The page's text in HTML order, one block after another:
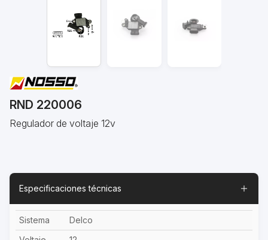
RND 220006
Regulador de voltaje 12v
Especificaciones técnicas
Sistema
Delco